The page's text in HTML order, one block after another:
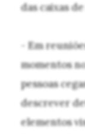
das caixas
- Em
momentos
pessoas
descrever
elementos